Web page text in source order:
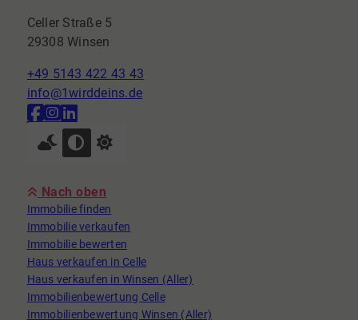
Celler Straße 5
29308 Winsen
+49 5143 422 43 43
info@1wirddeins.de
Nach oben
Immobilie finden
Immobilie verkaufen
Immobilie bewerten
Haus verkaufen in Celle
Haus verkaufen in Winsen (Aller)
Immobilienbewertung Celle
Immobilienbewertung Winsen (Aller)